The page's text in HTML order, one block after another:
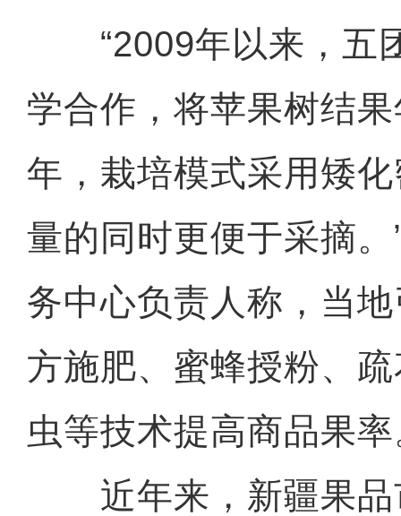
“2009年以来，五
学合作，将苹果树结
年，栽培模式采用矮
量的同时更便于采摘
务中心负责人称，当
方施肥、蜜蜂授粉、
虫等技术提高商品果
近年来，新疆果品